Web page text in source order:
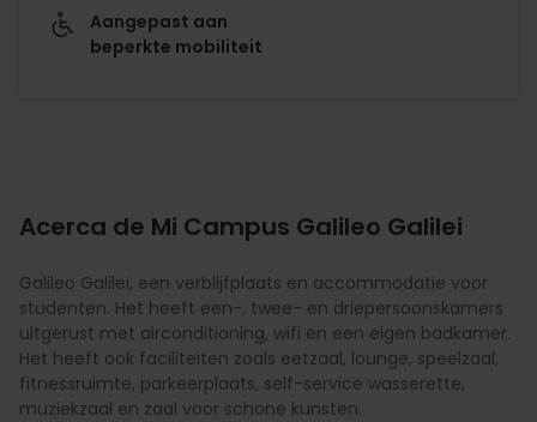
Aangepast aan
beperkte mobiliteit
Acerca de Mi Campus Galileo Galilei
Galileo Galilei, een verblijfplaats en accommodatie voor
studenten. Het heeft een-, twee- en driepersoonskamers
uitgerust met airconditioning, wifi en een eigen badkamer.
Het heeft ook faciliteiten zoals eetzaal, lounge, speelzaal,
fitnessruimte, parkeerplaats, self-service wasserette,
muziekzaal en zaal voor schone kunsten.